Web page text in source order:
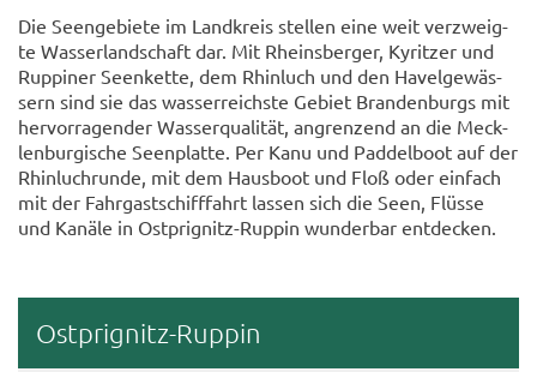
Die Se­en­ge­bie­te im Land­kreis stel­len eine weit ver­zweig­
te Was­ser­land­schaft dar. Mit Rheins­ber­ger, Ky­rit­zer und
Rup­pi­ner Se­en­ket­te, dem Rhin­luch und den Ha­vel­ge­wäs­
sern sind sie das was­ser­reichs­te Ge­biet Bran­den­burgs mit
her­vor­ra­gen­der Was­ser­qua­li­tät, an­gren­zend an die Meck­
len­bur­gi­sche Se­en­plat­te. Per Kanu und Pad­del­boot auf der
Rhin­luch­run­de, mit dem Haus­boot und Floß oder ein­fach
mit der Fahr­gast­schiff­fahrt las­sen sich die Seen, Flüs­se
und Ka­nä­le in Ostprignitz-​Ruppin wun­der­bar ent­de­cken.
Ostprignitz-​Ruppin